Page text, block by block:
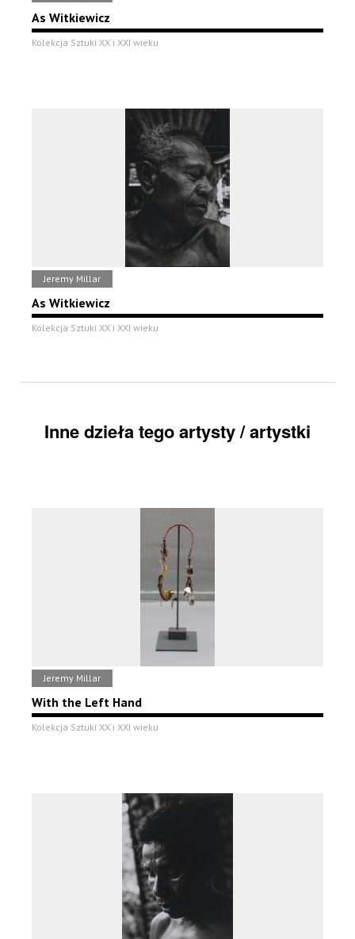
As Witkiewicz
Kolekcja Sztuki XX i XXI wieku
Jeremy Millar
As Witkiewicz
Kolekcja Sztuki XX i XXI wieku
Inne dzieła tego artysty / artystki
Jeremy Millar
With the Left Hand
Kolekcja Sztuki XX i XXI wieku